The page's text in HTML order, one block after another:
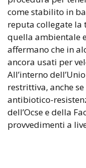
come stabilito in
reputa collegate la
quella ambientale
affermano che in
ancora usati per
All’interno
restrittiva, anche
antibiotico-
dell’Ocse e della
provvedimenti a